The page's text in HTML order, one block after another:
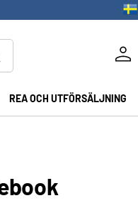
REA OCH UTFÖRSÄLJNING